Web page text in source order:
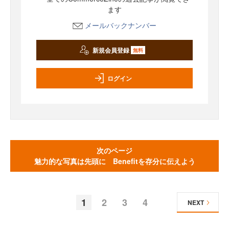
ます
メールバックナンバー
新規会員登録 無料
ログイン
次のページ
魅力的な写真は先頭に Benefitを存分に伝えよう
1 2 3 4 NEXT